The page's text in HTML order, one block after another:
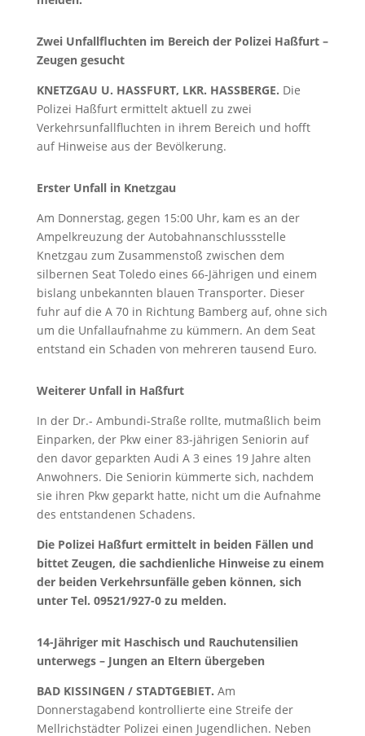
Zwei Unfallfluchten im Bereich der Polizei Haßfurt –
Zeugen gesucht
KNETZGAU U. HASSFURT, LKR. HASSBERGE. Die
Polizei Haßfurt ermittelt aktuell zu zwei
Verkehrsunfallfluchten in ihrem Bereich und hofft
auf Hinweise aus der Bevölkerung.
Erster Unfall in Knetzgau
Am Donnerstag, gegen 15:00 Uhr, kam es an der
Ampelkreuzung der Autobahnanschlussstelle
Knetzgau zum Zusammenstoß zwischen dem
silbernen Seat Toledo eines 66-Jährigen und einem
bislang unbekannten blauen Transporter. Dieser
fuhr auf die A 70 in Richtung Bamberg auf, ohne sich
um die Unfallaufnahme zu kümmern. An dem Seat
entstand ein Schaden von mehreren tausend Euro.
Weiterer Unfall in Haßfurt
In der Dr.- Ambundi-Straße rollte, mutmaßlich beim
Einparken, der Pkw einer 83-jährigen Seniorin auf
den davor geparkten Audi A 3 eines 19 Jahre alten
Anwohners. Die Seniorin kümmerte sich, nachdem
sie ihren Pkw geparkt hatte, nicht um die Aufnahme
des entstandenen Schadens.
Die Polizei Haßfurt ermittelt in beiden Fällen und
bittet Zeugen, die sachdienliche Hinweise zu einem
der beiden Verkehrsunfälle geben können, sich
unter Tel. 09521/927-0 zu melden.
14-Jähriger mit Haschisch und Rauchutensilien
unterwegs – Jungen an Eltern übergeben
BAD KISSINGEN / STADTGEBIET. Am
Donnerstagabend kontrollierte eine Streife der
Mellrichstädter Polizei einen Jugendlichen. Neben